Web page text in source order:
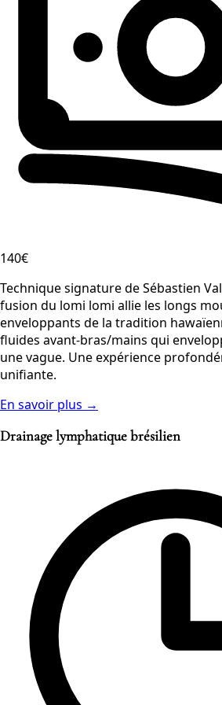
140€
Technique signature de Sébastien
fusion du lomi lomi allie les longs
enveloppants de la tradition
fluides avant-bras/mains qui
une vague. Une expérience
unifiante.
En savoir plus →
Drainage lymphatique brésilien